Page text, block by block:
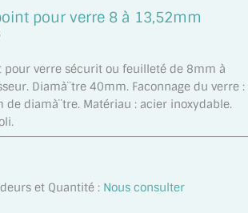
pour verre 8 à 13,52mm
pour verre sécurit ou feuilleté de 8mm à
Diamà¨tre 40mm. Faconnage du verre :
diamà¨tre. Matériau : acier inoxydable.
et Quantité : Nous consulter